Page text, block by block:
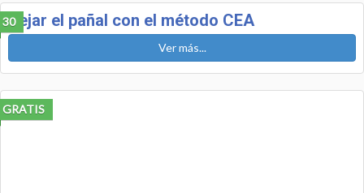
30Dejar el pañal con el método CEA
Ver más...
GRATIS